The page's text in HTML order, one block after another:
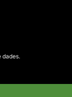
dades.